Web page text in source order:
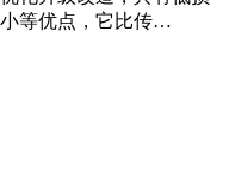
等优点，它比传…